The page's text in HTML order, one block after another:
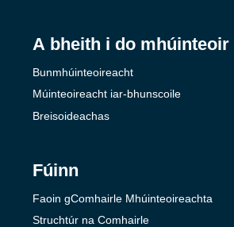
A bheith i do mhúinteoir
Bunmhúinteoireacht
Múinteoireacht iar-bhunscoile
Breisoideachas
Fúinn
Faoin gComhairle Mhúinteoireachta
Struchtúr na Comhairle